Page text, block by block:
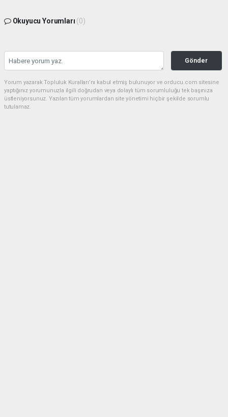
Okuyucu Yorumları (0)
Gönder
Yorum yazarak Topluluk Kuralları’nı kabul etmiş bulunuyor ve orducu.com sitesine
yaptığınız yorumunuzla ilgili doğrudan veya dolaylı tüm sorumluluğu tek başınıza
üstleniyorsunuz. Yazılan tüm yorumlardan site yönetimi hiçbir şekilde sorumlu
tutulamaz.